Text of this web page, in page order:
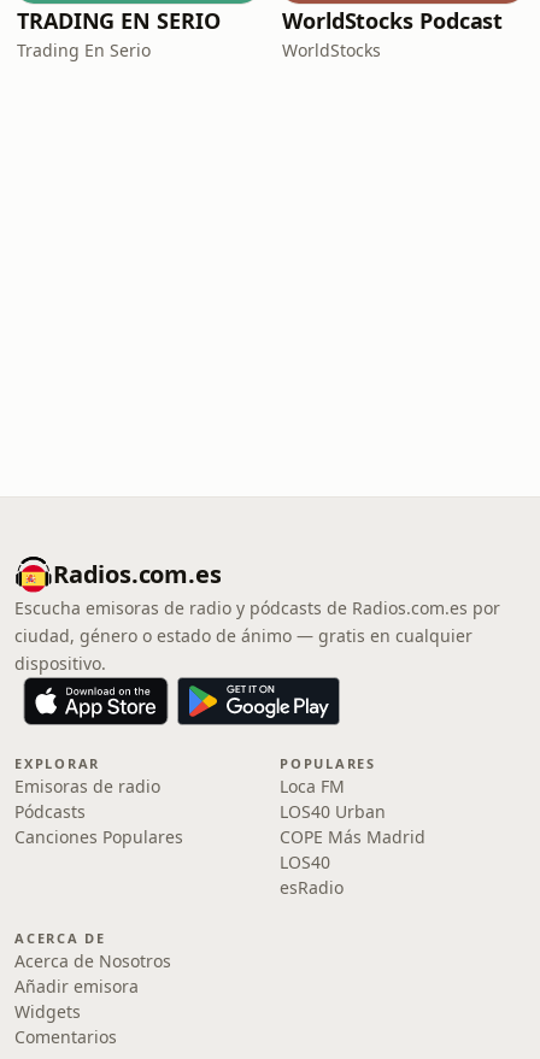
TRADING EN SERIO
Trading En Serio
WorldStocks Podcast
WorldStocks
Radios.com.es
Escucha emisoras de radio y pódcasts de Radios.com.es por
ciudad, género o estado de ánimo — gratis en cualquier
dispositivo.
EXPLORAR
Emisoras de radio
Pódcasts
Canciones Populares
POPULARES
Loca FM
LOS40 Urban
COPE Más Madrid
LOS40
esRadio
ACERCA DE
Acerca de Nosotros
Añadir emisora
Widgets
Comentarios